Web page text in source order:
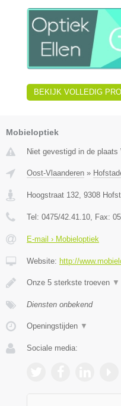
BEKIJK VOLLEDIG
Mobieloptiek
Niet gevestigd in de
Oost-Vlaanderen »
Hoogstraat 132, 9308
Tel: 0475/42.41.10, Fax:
E-mail › Mobieloptiek
Website: http://
Onze 5 sterkste troeven ▼
Diensten onbekend
Openingstijden ▼
Sociale media: